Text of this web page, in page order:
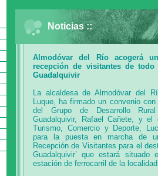
Noticias ::
Almodóvar del Río acogerá
recepción de visitantes de
Guadalquivir
La alcaldesa de Almodóvar del
Luque, ha firmado un convenio
del Grupo de Desarrollo
Guadalquivir, Rafael Cañete, y el
Turismo, Comercio y Deporte,
para la puesta en marcha de
Recepción de Visitantes para el
Guadalquivir’ que estará situado
estación de ferrocarril de la